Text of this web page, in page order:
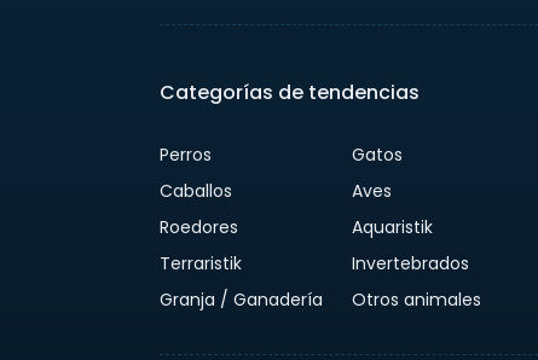
Categorías de tendencias
Perros
Gatos
Caballos
Aves
Roedores
Aquaristik
Terraristik
Invertebrados
Granja / Ganadería
Otros animales